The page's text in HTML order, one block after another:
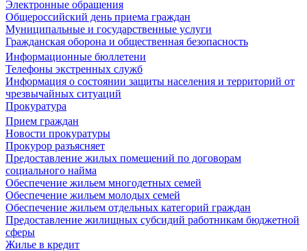
Электронные обращения
Общероссийский день приема граждан
Муниципальные и государственные услуги
Гражданская оборона и общественная безопасность
Информационные бюллетени
Телефоны экстренных служб
Информация о состоянии защиты населения и территорий от
чрезвычайных ситуаций
Прокуратура
Прием граждан
Новости прокуратуры
Прокурор разъясняет
Предоставление жилых помещений по договорам
социального найма
Обеспечение жильем многодетных семей
Обеспечение жильем молодых семей
Обеспечение жильем отдельных категорий граждан
Предоставление жилищных субсидий работникам бюджетной
сферы
Жилье в кредит